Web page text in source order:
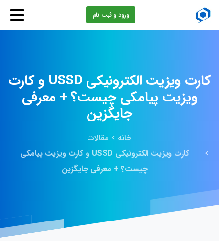
ورود و ثبت نام
کارت ویزیتالکترونیکی USSD وکارت
ویزیت پیامکی چیست؟+ معرفی
جایگزین
خانه
مقالات
کارت ویزیت الکترونیکی USSD و کارت ویزیت پیامکی
چیست؟ + معرفی جایگزین